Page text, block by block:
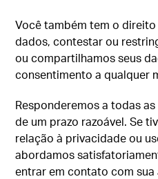
Você também tem o
dados, contestar ou
ou compartilhamos seus
consentimento a qualquer
Responderemos a todas
de um prazo razoável. Se
relação à privacidade ou
abordamos
entrar em contato com